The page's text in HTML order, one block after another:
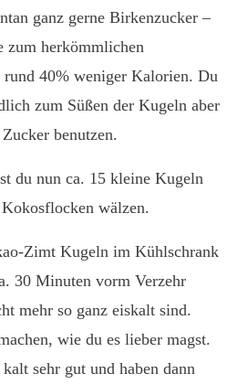
ganz gerne Birkenzucker –
zum herkömmlichen
rund 40% weniger Kalorien. Du
zum Süßen der Kugeln aber
benutzen.
du nun ca. 15 kleine Kugeln
wälzen.
Zimt Kugeln im Kühlschrank
30 Minuten vorm Verzehr
mehr so ganz eiskalt sind.
wie du es lieber magst.
sehr gut und haben dann